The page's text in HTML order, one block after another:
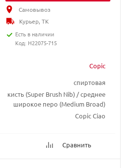
Copic
спиртовая
кисть (Super Brush Nib) / среднее
широкое перо (Medium Broad)
Copic Ciao
Сравнить
Самовывоз
Курьер, ТК
Есть в наличии
Код: H22075-715